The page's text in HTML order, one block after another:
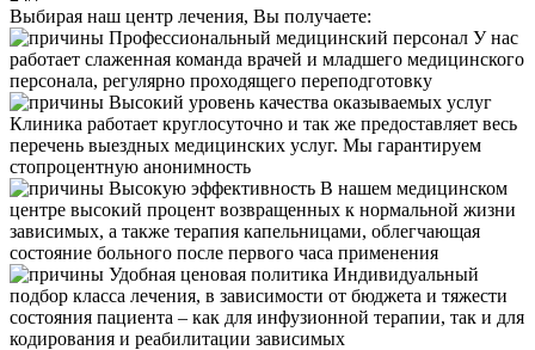
Выбирая наш центр лечения, Вы получаете:
Профессиональный медицинский персонал У нас
работает слаженная команда врачей и младшего медицинского
персонала, регулярно проходящего переподготовку
Высокий уровень качества оказываемых услуг
Клиника работает круглосуточно и так же предоставляет весь
перечень выездных медицинских услуг. Мы гарантируем
стопроцентную анонимность
Высокую эффективность В нашем медицинском
центре высокий процент возвращенных к нормальной жизни
зависимых, а также терапия капельницами, облегчающая
состояние больного после первого часа применения
Удобная ценовая политика Индивидуальный
подбор класса лечения, в зависимости от бюджета и тяжести
состояния пациента – как для инфузионной терапии, так и для
кодирования и реабилитации зависимых